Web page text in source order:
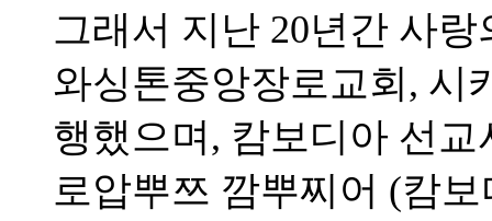
그래서 지난 20년간 사
와싱톤중앙장로교회, 시
행했으며, 캄보디아 선
로압뿌쯔 깜뿌찌어 (캄